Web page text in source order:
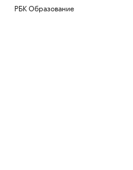
РБК Образование